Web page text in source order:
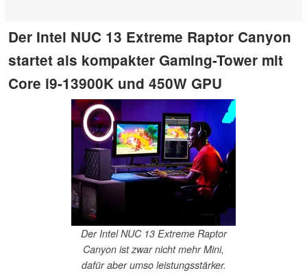
Der Intel NUC 13 Extreme Raptor Canyon
startet als kompakter Gaming-Tower mit
Core i9-13900K und 450W GPU
Der Intel NUC 13 Extreme Raptor
Canyon ist zwar nicht mehr Mini,
dafür aber umso leistungsstärker.